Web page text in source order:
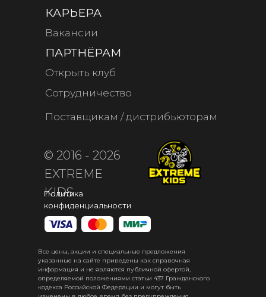
КАРЬЕРА
ПАРТНЁРАМ
Вакансии
Открыть клуб
© 2016 - 2026
EXTREME
KIDS
Все цены, акции и специальные предложения
указанные на сайте приведены как справочная
информация и не являются публичной офертой,
определяемой положениями статьи 437 Гражданского
кодекса Российской Федерации и могут быть
Политика
конфиденциальности
Сотрудничество
Поставщикам / дистрибьюторам